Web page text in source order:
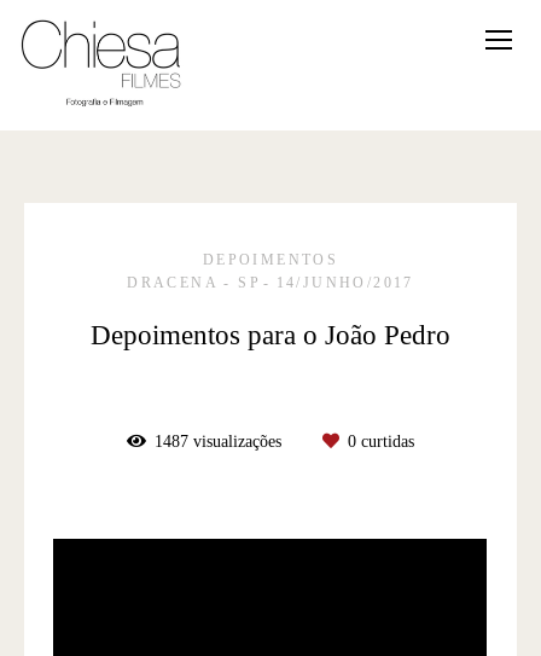
DEPOIMENTOS
DRACENA - SP
14/JUNHO/2017
Depoimentos para o João Pedro
1487 visualizações 0 curtidas